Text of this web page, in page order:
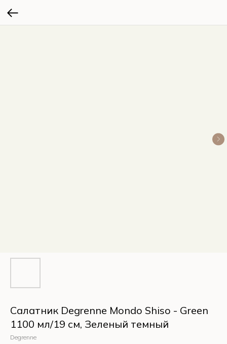
Салатник Degrenne Mondo Shiso - Green
1100 мл/19 см, Зеленый темный
Degrenne